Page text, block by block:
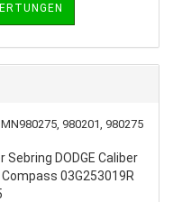
DODGE Caliber
03G253019R